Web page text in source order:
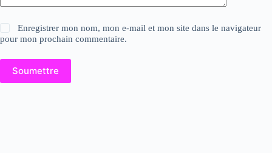
Enregistrer mon nom, mon e-mail et mon site dans le navigateur
pour mon prochain commentaire.
Soumettre